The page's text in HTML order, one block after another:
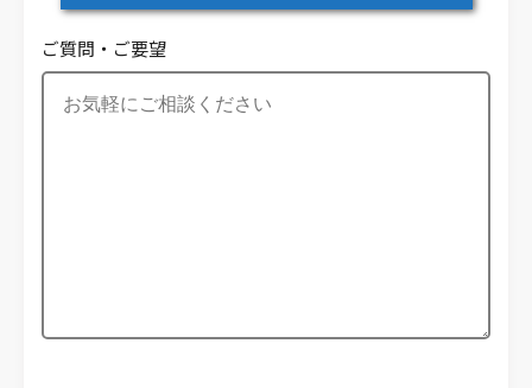
ご質問・ご要望